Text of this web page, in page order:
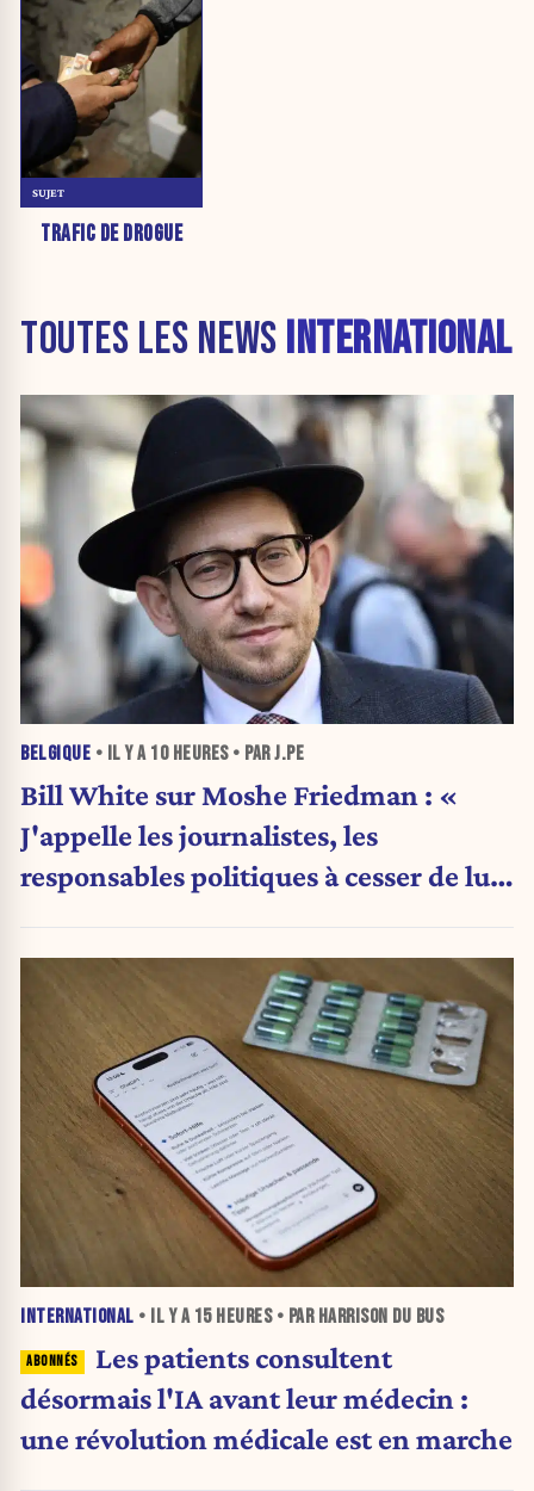
TRAFIC DE DROGUE
SUJET
TOUTES LES NEWS INTERNATIONAL
BELGIQUE • IL Y A 10 HEURES• PAR J.PE
Bill White sur Moshe Friedman : «
J'appelle les journalistes, les
responsables politiques à cesser de lui
INTERNATIONAL • IL Y A 15 HEURES• PAR HARRISON DU BUS
Les patients consultent
désormais l'IA avant leur médecin :
une révolution médicale est en marche